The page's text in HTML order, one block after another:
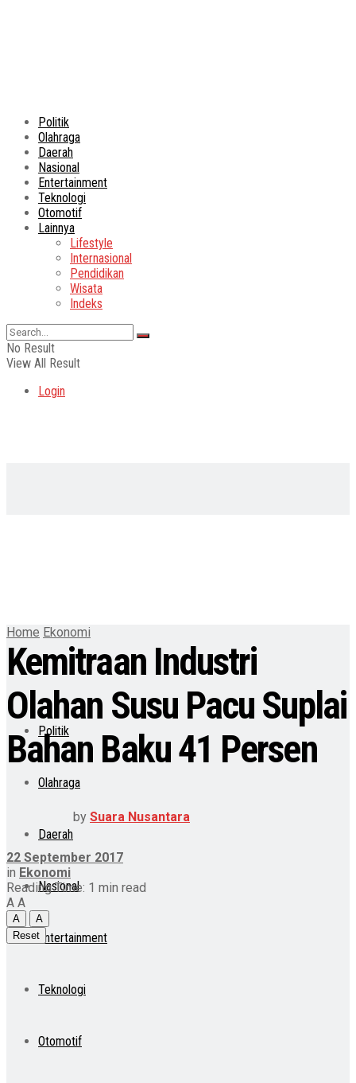
Politik
Olahraga
Daerah
Nasional
Entertainment
Teknologi
Otomotif
Lainnya
Lifestyle
Internasional
Pendidikan
Wisata
Indeks
No Result
View All Result
Login
Politik
Olahraga
Daerah
Nasional
Entertainment
Teknologi
Otomotif
Home Ekonomi
Kemitraan Industri
Olahan Susu Pacu Suplai
Bahan Baku 41 Persen
by Suara Nusantara
22 September 2017
in Ekonomi
Reading Time: 1 min read
A A
A
A
Reset